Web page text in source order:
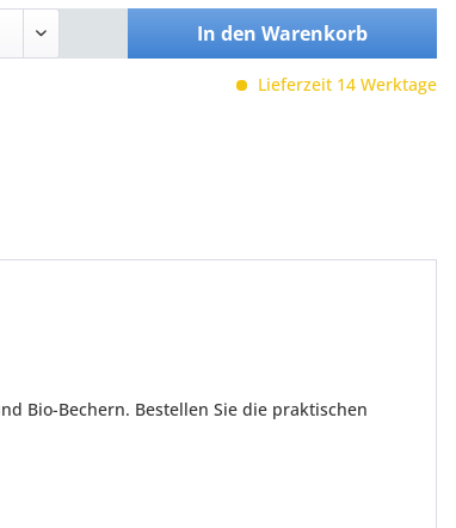
In den Warenkorb
Lieferzeit 14 Werktage
Bio-Bechern. Bestellen Sie die praktischen